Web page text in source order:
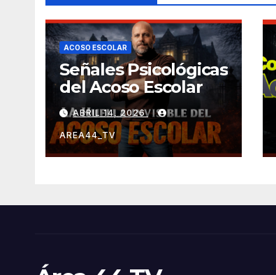
ACOSO ESCOLAR
Señales Psicológicas
del Acoso Escolar
ABRIL 14, 2026
AREA44_TV